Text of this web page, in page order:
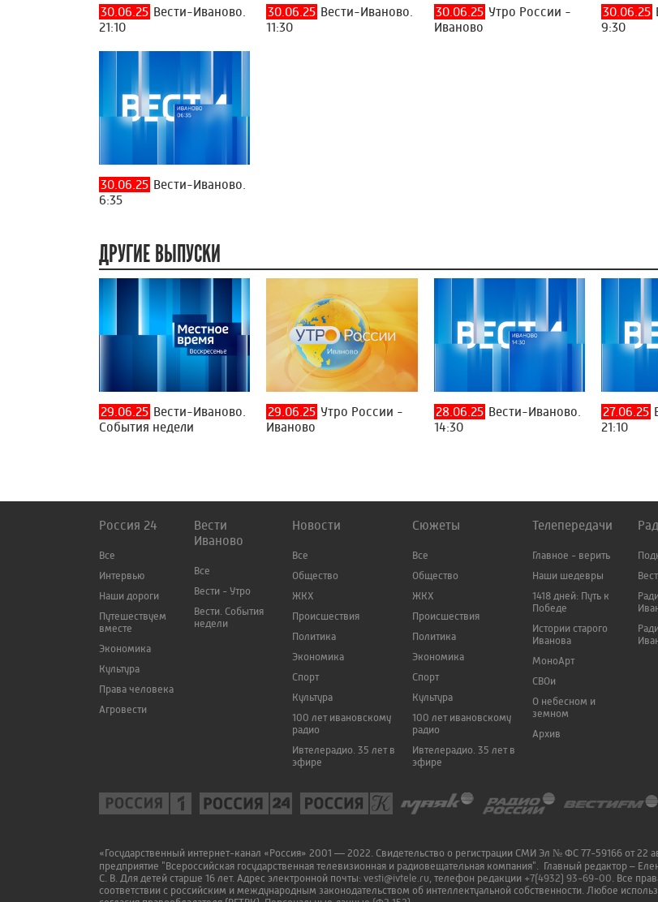
30.06.25 Вести-Иваново.
21:10
30.06.25 Вести-Иваново.
11:30
30.06.25 Утро России -
Иваново
30.06.25
9:30
30.06.25 Вести-Иваново.
6:35
ДРУГИЕ ВЫПУСКИ
29.06.25 Вести-Иваново.
События недели
29.06.25 Утро России -
Иваново
28.06.25 Вести-Иваново.
14:30
27.06.25
21:10
Россия 24
Все
Интервью
Наши дороги
Путешествуем
вместе
Экономика
Культура
Права человека
Агровести
Вести
Иваново
Все
Вести - Утро
Вести. События
недели
Новости
Все
Общество
ЖКХ
Происшествия
Политика
Экономика
Спорт
Культура
100 лет ивановскому
радио
Ивтелерадио. 35 лет в
эфире
Сюжеты
Все
Общество
ЖКХ
Происшествия
Политика
Экономика
Спорт
Культура
100 лет ивановскому
радио
Ивтелерадио. 35 лет в
эфире
Телепередачи
Главное - верить
Наши шедевры
1418 дней: Путь к
Победе
Истории старого
Иванова
МоноАрт
СВОи
О небесном и
земном
Архив
«Государственный интернет-канал «Россия» 2001 — 2022. Свидетельство о регистрации СМИ Эл № ФС 77-59166 от 22
предприятие "Всероссийская государственная телевизионная и радиовещательная компания". Главный редактор –
С. В. Для детей старше 16 лет. Адрес электронной почты: vesti@ivtele.ru , телефон редакции +7(4932) 93-69-00 . Все
соответствии с российским и международным законодательством об интеллектуальной собственности. Любое